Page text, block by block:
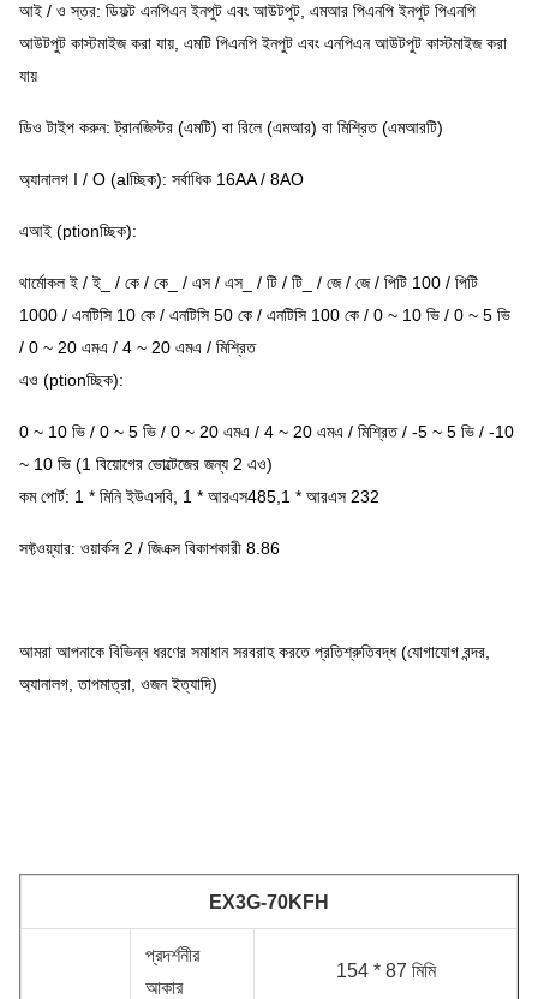
আই / ও স্তর: ডিফল্ট এনপিএন ইনপুট এবং আউটপুট, এমআর পিএনপি ইনপুট পিএনপি
আউটপুট কাস্টমাইজ করা যায়, এমটি পিএনপি ইনপুট এবং এনপিএন আউটপুট কাস্টমাইজ করা
যায়
ডিও টাইপ করুন: ট্রানজিস্টর (এমটি) বা রিলে (এমআর) বা মিশ্রিত (এমআরটি)
অ্যানালগ I / O (alচ্ছিক): সর্বাধিক 16AA / 8AO
এআই (ptionচ্ছিক):
থার্মোকল ই / ই_ / কে / কে_ / এস / এস_ / টি / টি_ / জে / জে / পিটি 100 / পিটি
1000 / এনটিসি 10 কে / এনটিসি 50 কে / এনটিসি 100 কে / 0 ~ 10 ভি / 0 ~ 5 ভি
/ 0 ~ 20 এমএ / 4 ~ 20 এমএ / মিশ্রিত
এও (ptionচ্ছিক):
0 ~ 10 ভি / 0 ~ 5 ভি / 0 ~ 20 এমএ / 4 ~ 20 এমএ / মিশ্রিত / -5 ~ 5 ভি / -10
~ 10 ভি (1 বিয়োগের ভোল্টেজের জন্য 2 এও)
কম পোর্ট: 1 * মিনি ইউএসবি, 1 * আরএস485,1 * আরএস 232
সফ্টওয়্যার: ওয়ার্কস 2 / জিএক্স বিকাশকারী 8.86
আমরা আপনাকে বিভিন্ন ধরণের সমাধান সরবরাহ করতে প্রতিশ্রুতিবদ্ধ (যোগাযোগ বন্দর,
অ্যানালগ, তাপমাত্রা, ওজন ইত্যাদি)
EX3G-70KFH
প্রদর্শনীর
আকার
154 * 87 মিমি